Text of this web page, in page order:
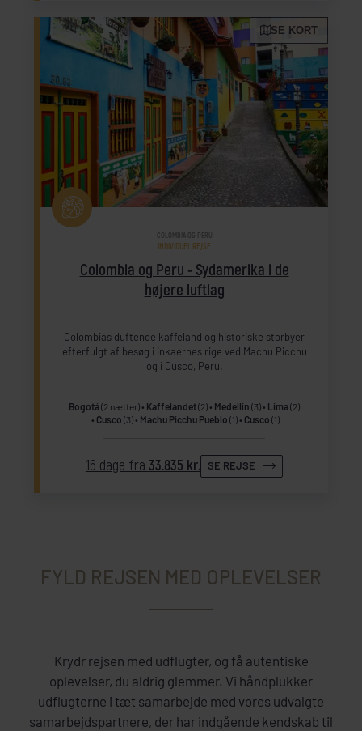
SE KORT
Colombia og Peru - Sydamerika i de
højere luftlag
COLOMBIA OG PERU
INDIVIDUEL REJSE
Colombias duftende kaffeland og historiske storbyer
efterfulgt af besøg i inkaernes rige ved Machu Picchu
og i Cusco, Peru.
Bogotá(2 nætter) Kaffelandet(2) Medellín (3) Lima(2)
Cusco (3) Machu Picchu Pueblo (1) Cusco (1)
16 dage fra 33.835 kr. SE REJSE
FYLD REJSEN MED OPLEVELSER
Krydr rejsen med udflugter, og få autentiske
oplevelser, du aldrig glemmer. Vi håndplukker
udflugterne i tæt samarbejde med vores udvalgte
samarbejdspartnere, der har indgående kendskab til